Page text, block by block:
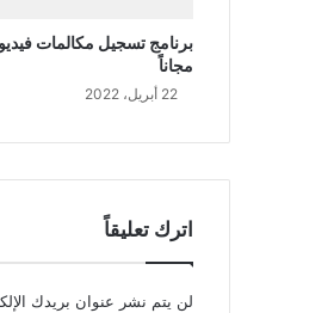
برنامج تسجيل مكالمات
مجاناً
22 أبريل، 2022
اترك تعليقاً
لن يتم نشر عنوان بريدك